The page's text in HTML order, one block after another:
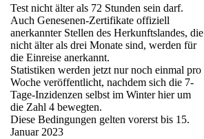
Test nicht älter als 72 Stunden sein darf.
Auch Genesenen-Zertifikate offiziell
anerkannter Stellen des Herkunftslandes, die
nicht älter als drei Monate sind, werden für
die Einreise anerkannt.
Statistiken werden jetzt nur noch einmal pro
Woche veröffentlicht, nachdem sich die 7-
Tage-Inzidenzen selbst im Winter hier um
die Zahl 4 bewegten.
Diese Bedingungen gelten vorerst bis 15.
Januar 2023